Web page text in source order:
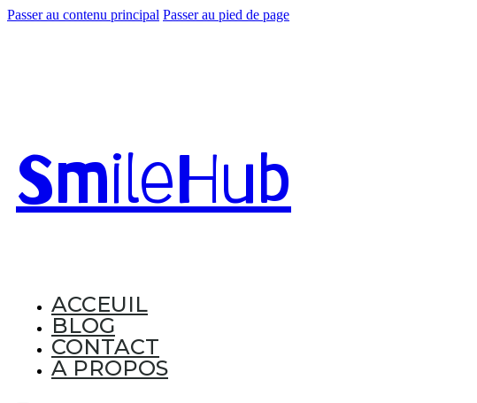
Passer au contenu principal Passer au pied de page
SmileHub
ACCEUIL
BLOG
CONTACT
A PROPOS